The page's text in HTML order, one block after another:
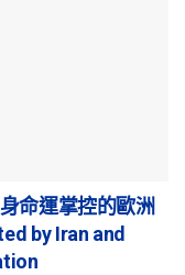
命運掌控的歐洲
by Iran and